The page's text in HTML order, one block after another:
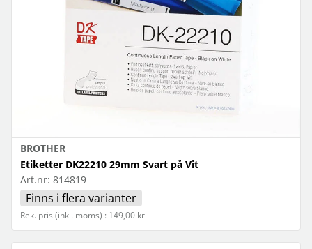
BROTHER
Etiketter DK22210 29mm Svart på Vit
Art.nr: 814819
Finns i flera varianter
Rek. pris (inkl. moms) : 149,00 kr